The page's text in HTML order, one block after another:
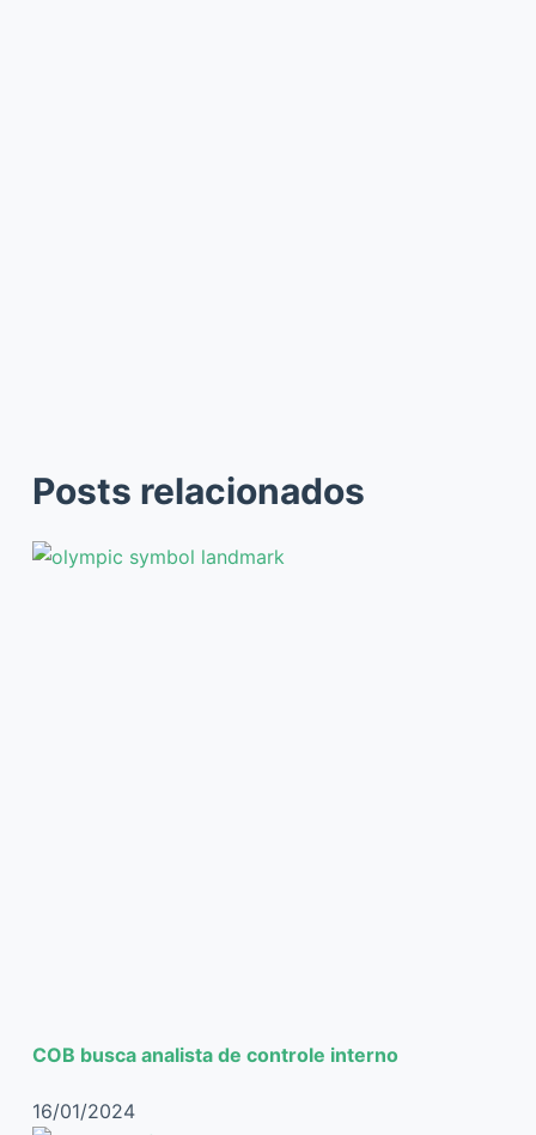
Posts relacionados
COB busca analista de controle interno
16/01/2024